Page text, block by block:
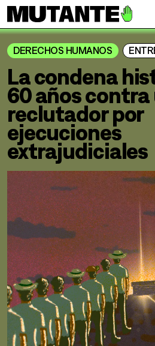
DERECHOS HUMANOS
La condena
60 años contra
reclutador por
ejecuciones
extrajudiciales